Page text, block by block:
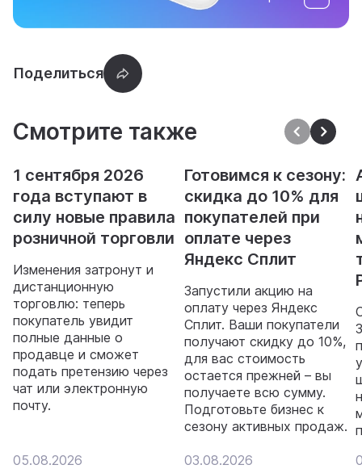
Смотрите также
1 сентября 2026
года вступают в
силу новые правила
розничной торговли
Изменения затронут и
дистанционную
торговлю: теперь
покупатель увидит
полные данные о
продавце и сможет
подать претензию через
чат или электронную
почту.
05.08.2026
Готовимся к сезону:
скидка до 10% для
покупателей при
оплате через
Яндекс Сплит
Запустили акцию на
оплату через Яндекс
Сплит. Ваши покупатели
получают скидку до 10%,
для вас стоимость
остается прежней – вы
получаете всю сумму.
Подготовьте бизнес к
сезону активных продаж.
03.08.2026